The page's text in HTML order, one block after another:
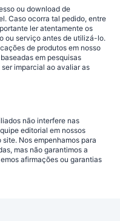
ou download de
Caso ocorra tal pedido, entre
ler atentamente os
ou serviço antes de utilizá-lo.
de produtos em nosso
em pesquisas
imparcial ao avaliar as
não interfere nas
editorial em nossos
Nos empenhamos para
mas não garantimos a
afirmações ou garantias